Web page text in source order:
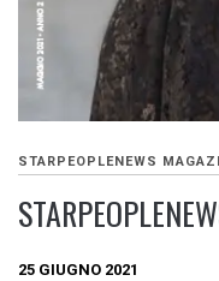
STARPEOPLENEWS
25 GIUGNO 2021